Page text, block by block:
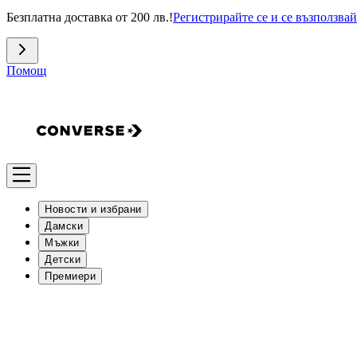
Безплатна доставка от 200 лв.!Регистрирайте се и се
Помощ
Новости и избрани
Дамски
Мъжки
Детски
Премиери